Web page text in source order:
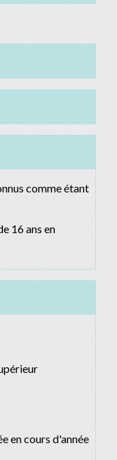
comme étant
16 ans en
en cours d'année